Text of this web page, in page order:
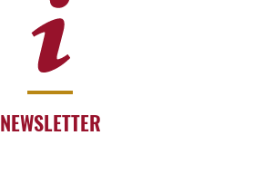
NEWSLETTER